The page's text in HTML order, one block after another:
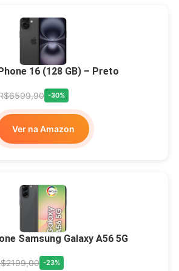
16 (128 GB) – Preto
-30%
Ver na Amazon
Samsung Galaxy A56 5G
-23%